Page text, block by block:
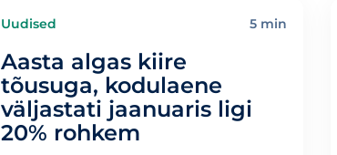
Uudised 5 min
Aasta algas kiire
tõusuga, kodulaene
väljastati jaanuaris ligi
20% rohkem